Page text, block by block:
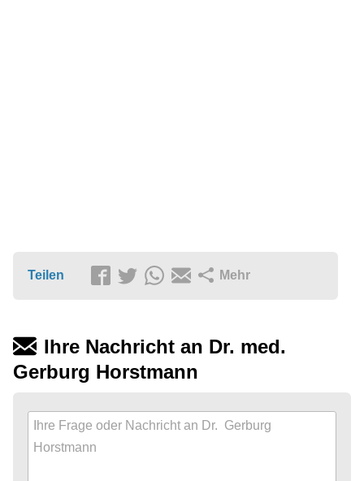
Teilen Mehr
Ihre Nachricht an Dr. med.
Gerburg Horstmann